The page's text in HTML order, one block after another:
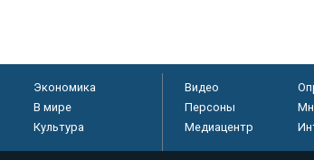
Экономика
В мире
Культура
Видео
Персоны
Медиацентр